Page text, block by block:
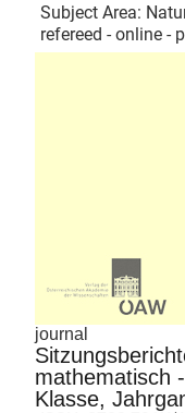
Subject Area:
refereed - online -
journal
mathematisch
Klasse,